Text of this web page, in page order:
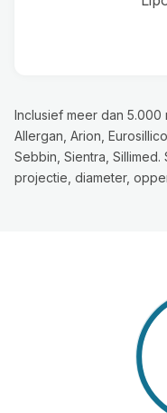
Inclusief meer dan
Allergan, Arion,
Sebbin, Sientra,
projectie, diameter,